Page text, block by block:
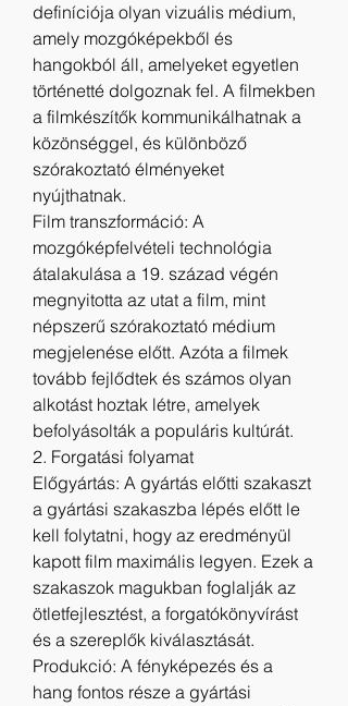
definíciója olyan vizuális médium,
amely mozgóképekből és
hangokból áll, amelyeket egyetlen
történetté dolgoznak fel. A filmekben
a filmkészítők kommunikálhatnak a
közönséggel, és különböző
szórakoztató élményeket
nyújthatnak.
Film transzformáció: A
mozgóképfelvételi technológia
átalakulása a 19. század végén
megnyitotta az utat a film, mint
népszerű szórakoztató médium
megjelenése előtt. Azóta a filmek
tovább fejlődtek és számos olyan
alkotást hoztak létre, amelyek
befolyásolták a populáris kultúrát.
2. Forgatási folyamat
Előgyártás: A gyártás előtti szakaszt
a gyártási szakaszba lépés előtt le
kell folytatni, hogy az eredményül
kapott film maximális legyen. Ezek a
szakaszok magukban foglalják az
ötletfejlesztést, a forgatókönyvírást
és a szereplők kiválasztását.
Produkció: A fényképezés és a
hang fontos része a gyártási